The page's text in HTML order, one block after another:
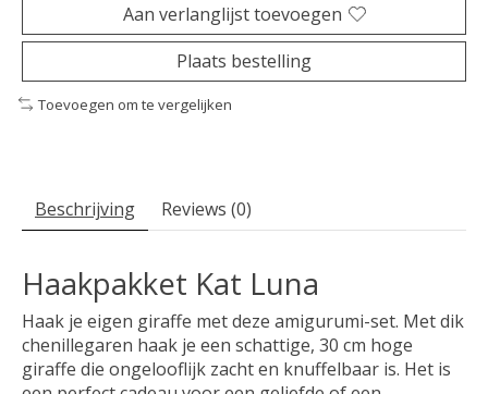
Aan verlanglijst toevoegen
Plaats bestelling
Toevoegen om te vergelijken
Beschrijving Reviews (0)
Haakpakket Kat Luna
Haak je eigen giraffe met deze amigurumi-set. Met dik
chenillegaren haak je een schattige, 30 cm hoge
giraffe die ongelooflijk zacht en knuffelbaar is. Het is